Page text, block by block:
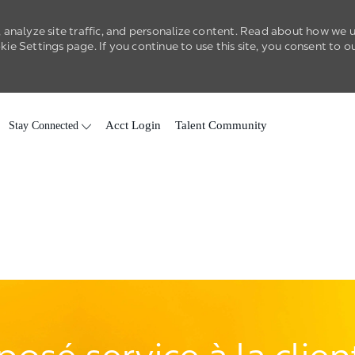
site traffic, and personalize content. Read about how we
Settings page. If you continue to use this site, you consent to
Stay Connected Acct Login Talent Community